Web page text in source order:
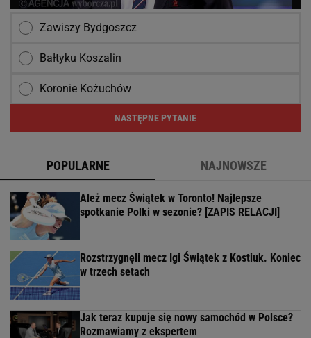
Zawiszy Bydgoszcz
Bałtyku Koszalin
Koronie Kożuchów
NASTĘPNE PYTANIE
POPULARNE NAJNOWSZE
Ależ mecz Świątek w Toronto! Najlepsze
spotkanie Polki w sezonie? [ZAPIS RELACJI]
Rozstrzygnęli mecz Igi Świątek z Kostiuk. Koniec
w trzech setach
Jak teraz kupuje się nowy samochód w Polsce?
Rozmawiamy z ekspertem